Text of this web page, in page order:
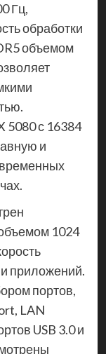
Гц,
обработки
объемом
5080 с 16384
и
1024
приложений.
портов,
LAN
USB 3.0 и